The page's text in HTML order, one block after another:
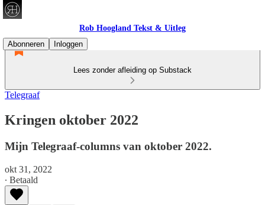
Rob Hoogland Tekst & Uitleg
Abonneren
Inloggen
Lees zonder afleiding op Substack
Telegraaf
Kringen oktober 2022
Mijn Telegraaf-columns van oktober 2022.
okt 31, 2022
∙ Betaald